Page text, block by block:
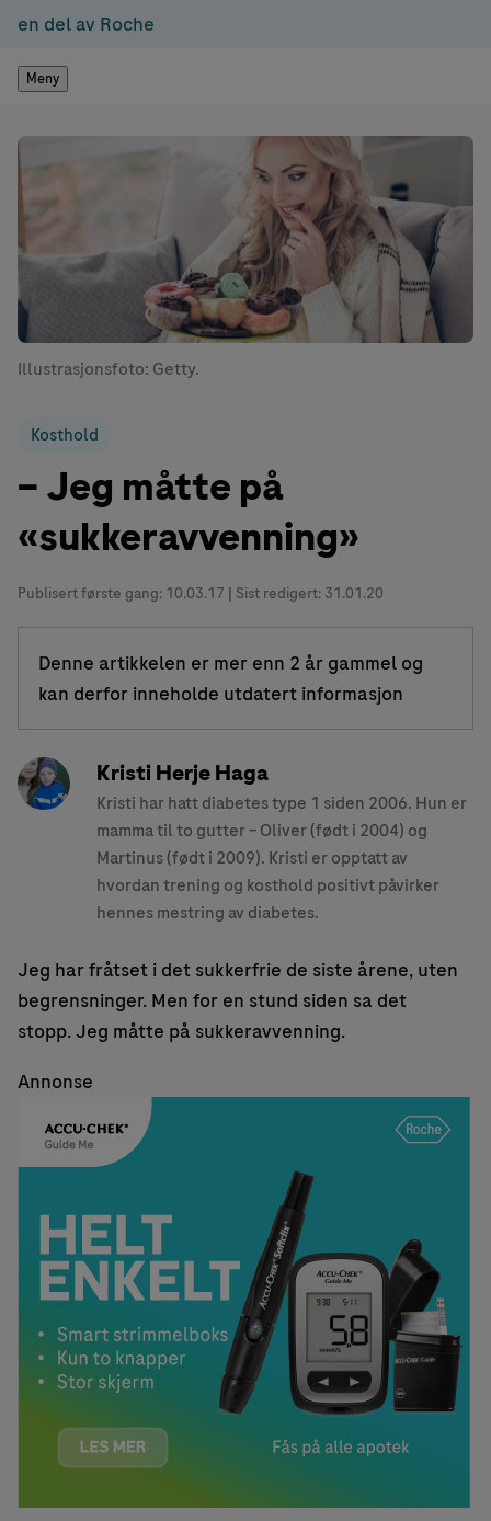
en del av Roche
Meny
Illustrasjonsfoto: Getty.
Kosthold
– Jeg måtte på
«sukkeravvenning»
Publisert første gang: 10.03.17 | Sist redigert: 31.01.20
Denne artikkelen er mer enn 2 år gammel og
kan derfor inneholde utdatert informasjon
Kristi Herje Haga
Kristi har hatt diabetes type 1 siden 2006. Hun er
mamma til to gutter – Oliver (født i 2004) og
Martinus (født i 2009). Kristi er opptatt av
hvordan trening og kosthold positivt påvirker
hennes mestring av diabetes.
Jeg har fråtset i det sukkerfrie de siste årene, uten
begrensninger. Men for en stund siden sa det
stopp. Jeg måtte på sukkeravvenning.
Annonse